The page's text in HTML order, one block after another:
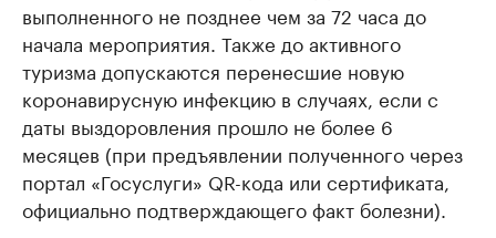
выполненного не позднее чем за 72 часа до
начала мероприятия. Также до активного
туризма допускаются перенесшие новую
коронавирусную инфекцию в случаях, если с
даты выздоровления прошло не более 6
месяцев (при предъявлении полученного через
портал «Госуслуги» QR-кода или сертификата,
официально подтверждающего факт болезни).